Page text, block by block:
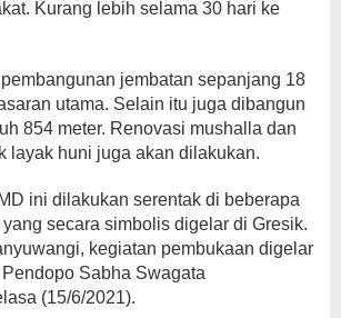
Kurang lebih selama 30 hari ke
jembatan sepanjang 18
utama. Selain itu juga dibangun
854 meter. Renovasi mushalla dan
layak huni juga akan dilakukan.
ini dilakukan serentak di beberapa
secara simbolis digelar di Gresik.
kegiatan pembukaan digelar
Sabha Swagata
(15/6/2021).